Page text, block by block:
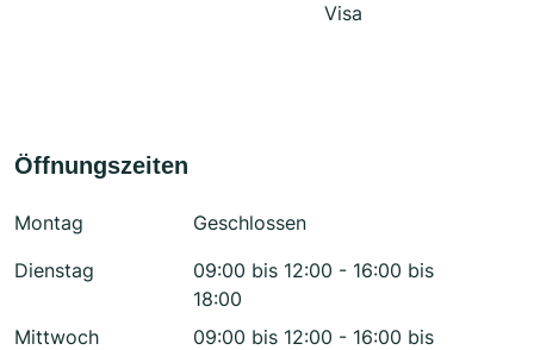
Visa
Öffnungszeiten
Montag
Geschlossen
Dienstag
09:00 bis 12:00 - 16:00 bis
18:00
Mittwoch
09:00 bis 12:00 - 16:00 bis